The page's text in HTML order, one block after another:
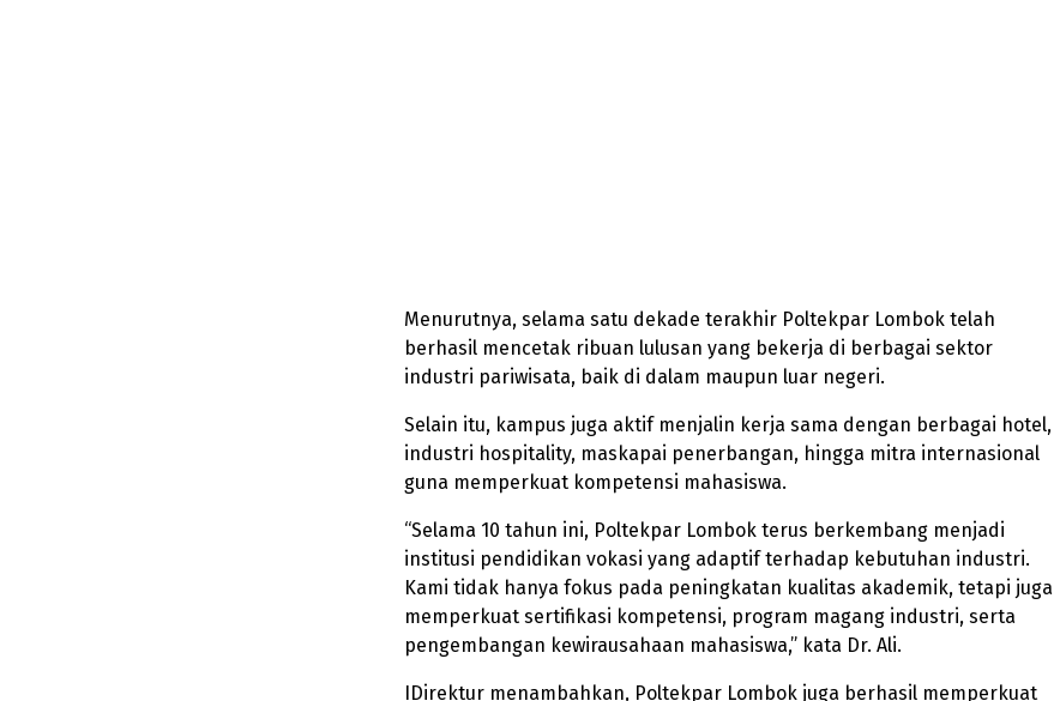
Menurutnya, selama satu dekade terakhir Poltekpar Lombok telah
berhasil mencetak ribuan lulusan yang bekerja di berbagai sektor
industri pariwisata, baik di dalam maupun luar negeri.
Selain itu, kampus juga aktif menjalin kerja sama dengan berbagai hotel,
industri hospitality, maskapai penerbangan, hingga mitra internasional
guna memperkuat kompetensi mahasiswa.
“Selama 10 tahun ini, Poltekpar Lombok terus berkembang menjadi
institusi pendidikan vokasi yang adaptif terhadap kebutuhan industri.
Kami tidak hanya fokus pada peningkatan kualitas akademik, tetapi juga
memperkuat sertifikasi kompetensi, program magang industri, serta
pengembangan kewirausahaan mahasiswa,” kata Dr. Ali.
IDirektur menambahkan, Poltekpar Lombok juga berhasil memperkuat